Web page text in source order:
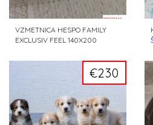
VZMETNICA HESPO FAMILY
EXCLUSIV FEEL 140X200
€230